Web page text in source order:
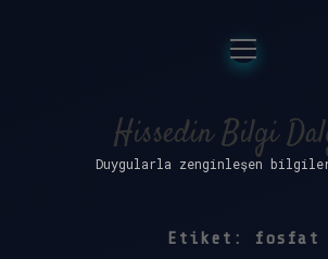
Anasayfa
Gizlilik
Yasal Uyarı
menüyü
aç
Hissedin Bilgi
Duygularla zenginleşen
Etiket: fosfat